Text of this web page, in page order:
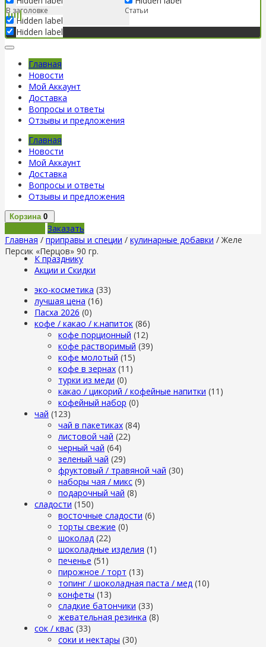
В заголовке
Hidden label
Hidden label
Статьи
Главная
Новости
Мой Аккаунт
Доставка
Вопросы и ответы
Отзывы и предложения
Главная
Новости
Мой Аккаунт
Доставка
Вопросы и ответы
Отзывы и предложения
Корзина 0
Заказать
Главная / приправы и специи / кулинарные добавки / Желе
Персик «Перцов» 90 гр.
К празднику
Акции и Скидки
эко-косметика (33)
лучшая цена (16)
Пасха 2026 (0)
кофе / какао / к.напиток (86)
кофе порционный (12)
кофе растворимый (39)
кофе молотый (15)
кофе в зернах (11)
турки из меди (0)
какао / цикорий / кофейные напитки (11)
кофейный набор (0)
чай (123)
чай в пакетиках (84)
листовой чай (22)
черный чай (64)
зеленый чай (29)
фруктовый / травяной чай (30)
наборы чая / микс (9)
подарочный чай (8)
сладости (150)
восточные сладости (6)
торты свежие (0)
шоколад (22)
шоколадные изделия (1)
печенье (51)
пирожное / торт (13)
топинг / шоколадная паста / мед (10)
конфеты (13)
сладкие батончики (33)
жевательная резинка (8)
сок / квас (33)
соки и нектары (30)